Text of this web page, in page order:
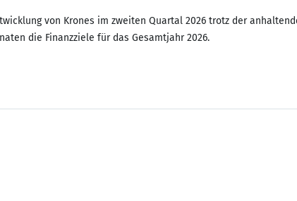
von Krones im zweiten Quartal 2026 trotz der
die Finanzziele für das Gesamtjahr 2026.